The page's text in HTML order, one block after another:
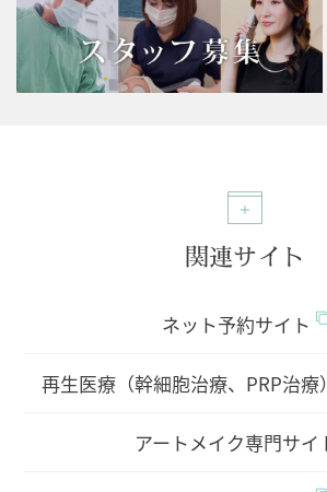
関連サイト
ネット予約サイト
再生医療（幹細胞治療、PRP治療
アートメイク専門サイ